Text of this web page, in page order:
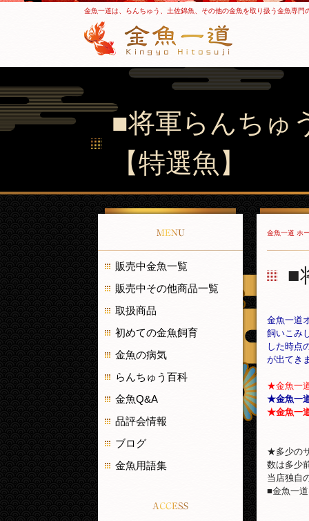
金魚一道は、らんちゅう、土佐錦魚、その他の金魚を取り扱う金魚専門
■将軍らんちゅ
【特選魚】
金魚一道 ホ
■
金魚一道
飼いこみ
した時点
が出てき
★金魚一
★金魚一
★金魚一
★多少の
数は多少
当店独自
■金魚一
MENU
販売中金魚一覧
販売中その他商品一覧
取扱商品
初めての金魚飼育
金魚の病気
らんちゅう百科
金魚Q&A
品評会情報
ブログ
金魚用語集